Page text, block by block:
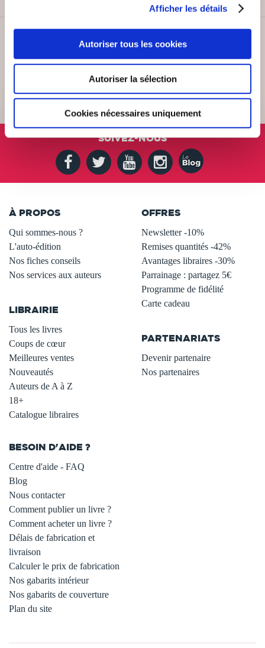
Afficher les détails
Autoriser tous les cookies
Autoriser la sélection
Cookies nécessaires uniquement
SERVICE CLIENT
Lundi au vendredi, 10-12h / 14-16h
SUIVEZ-NOUS
À PROPOS
Qui sommes-nous ?
L'auto-édition
Nos fiches conseils
Nos services aux auteurs
LIBRAIRIE
Tous les livres
Coups de cœur
Meilleures ventes
Nouveautés
Auteurs de A à Z
18+
Catalogue libraires
OFFRES
Newsletter -10%
Remises quantités -42%
Avantages libraires -30%
Parrainage : partagez 5€
Programme de fidélité
Carte cadeau
PARTENARIATS
Devenir partenaire
Nos partenaires
BESOIN D'AIDE ?
Centre d'aide - FAQ
Blog
Nous contacter
Comment publier un livre ?
Comment acheter un livre ?
Délais de fabrication et
livraison
Calculer le prix de fabrication
Nos gabarits intérieur
Nos gabarits de couverture
Plan du site